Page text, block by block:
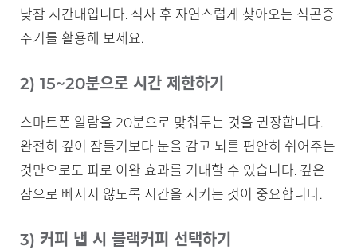
낮잠 시간대입니다. 식사 후 자연스럽게 찾아오는 식곤증
주기를 활용해 보세요.
2) 15~20분으로 시간 제한하기
스마트폰 알람을 20분으로 맞춰두는 것을 권장합니다.
완전히 깊이 잠들기보다 눈을 감고 뇌를 편안히 쉬어주는
것만으로도 피로 이완 효과를 기대할 수 있습니다. 깊은
잠으로 빠지지 않도록 시간을 지키는 것이 중요합니다.
3) 커피 냅 시 블랙커피 선택하기